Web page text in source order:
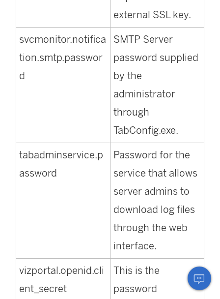
external SSL key.
svcmonitor.notifica
tion.smtp.passwor
d
SMTP Server
password supplied
by the
administrator
through
TabConfig.exe.
tabadminservice.p
assword
Password for the
service that allows
server admins to
download log files
through the web
interface.
vizportal.openid.cli
ent_secret
This is the
password